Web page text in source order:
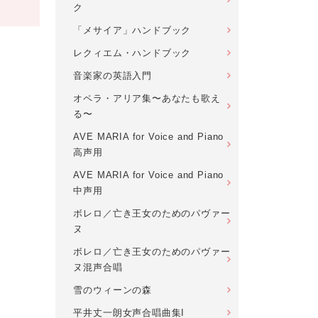
ク
「メサイア」ハンドブック
レクィエム・ハンドブック
音楽家の英語入門
オペラ・アリア集〜あなたも歌え
る〜
AVE MARIA for Voice and Piano
高声用
AVE MARIA for Voice and Piano
中声用
ボレロ／亡き王女のためのパヴァー
ヌ
ボレロ／亡き王女のためのパヴァー
ヌ混声合唱
雪のウィーンの森
平井丈一朗女声合唱曲集I